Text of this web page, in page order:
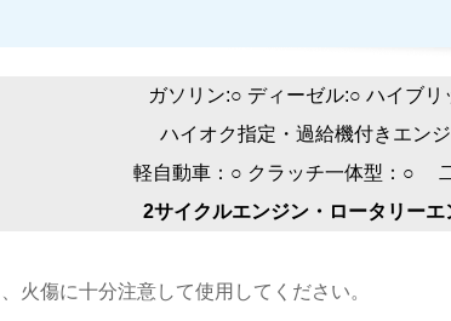
ガソリン:○ ディーゼル:○ ハイブリ
ハイオク指定・過給機付きエン
軽自動車：○ クラッチ一体型：○
2サイクルエンジン・ロータリーエ
火傷に十分注意して使用してください。